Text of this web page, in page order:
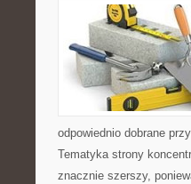
odpowiednio dobrane
Tematyka strony
znacznie szerszy,